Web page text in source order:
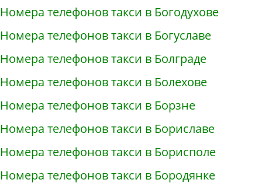
Номера телефонов такси в Богодухове
Номера телефонов такси в Богуславе
Номера телефонов такси в Болграде
Номера телефонов такси в Болехове
Номера телефонов такси в Борзне
Номера телефонов такси в Бориславе
Номера телефонов такси в Борисполе
Номера телефонов такси в Бородянке